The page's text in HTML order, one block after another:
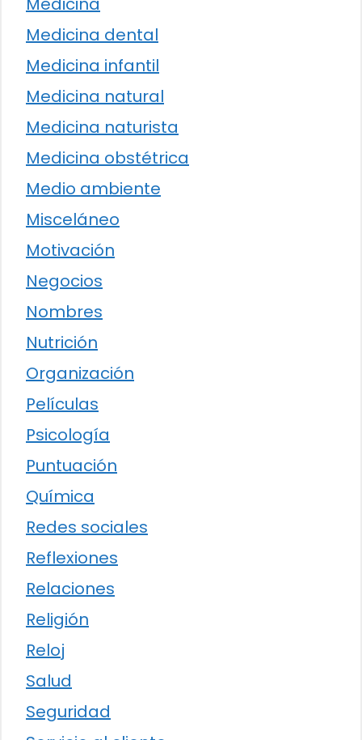
Medicina dental
Medicina infantil
Medicina natural
Medicina naturista
Medicina obstétrica
Medio ambiente
Misceláneo
Motivación
Negocios
Nombres
Nutrición
Organización
Películas
Psicología
Puntuación
Química
Redes sociales
Reflexiones
Relaciones
Religión
Reloj
Salud
Seguridad